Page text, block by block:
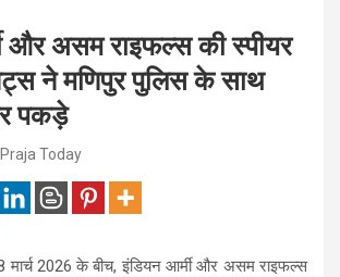
और असम राइफल्स की स्पीयर
ने मणिपुर पुलिस के साथ
पकड़े
Praja Today
मार्च 2026 के बीच, इंडियन आर्मी और असम राइफल्स